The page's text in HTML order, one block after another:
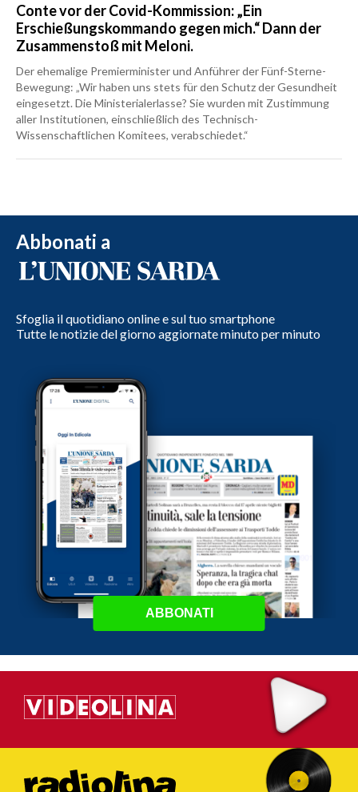
Conte vor der Covid-Kommission: „Ein
Erschießungskommando gegen mich.“ Dann der
Zusammenstoß mit Meloni.
Der ehemalige Premierminister und Anführer der Fünf-Sterne-
Bewegung: „Wir haben uns stets für den Schutz der Gesundheit
eingesetzt. Die Ministerialerlasse? Sie wurden mit Zustimmung
aller Institutionen, einschließlich des Technisch-
Wissenschaftlichen Komitees, verabschiedet.“
Abbonati a
Sfoglia il quotidiano online e sul tuo smartphone
Tutte le notizie del giorno aggiornate minuto per minuto
ABBONATI